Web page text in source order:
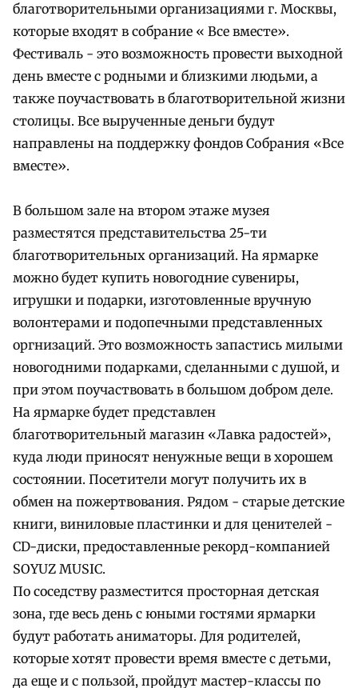
благотворительными организациями г. Москвы,
которые входят в собрание « Все вместе».
Фестиваль - это возможность провести выходной
день вместе с родными и близкими людьми, а
также поучаствовать в благотворительной жизни
столицы. Все вырученные деньги будут
направлены на поддержку фондов Собрания «Все
вместе».
В большом зале на втором этаже музея
разместятся представительства 25-ти
благотворительных организаций. На ярмарке
можно будет купить новогодние сувениры,
игрушки и подарки, изготовленные вручную
волонтерами и подопечными представленных
оргнизаций. Это возможность запастись милыми
новогодними подарками, сделанными с душой, и
при этом поучаствовать в большом добром деле.
На ярмарке будет представлен
благотворительный магазин «Лавка радостей»,
куда люди приносят ненужные вещи в хорошем
состоянии. Посетители могут получить их в
обмен на пожертвования. Рядом - старые детские
книги, виниловые пластинки и для ценителей -
CD-диски, предоставленные рекорд-компанией
SOYUZ MUSIC.
По соседству разместится просторная детская
зона, где весь день с юными гостями ярмарки
будут работать аниматоры. Для родителей,
которые хотят провести время вместе с детьми,
да еще и с пользой, пройдут мастер-классы по